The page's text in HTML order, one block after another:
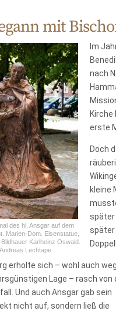
mit
des hl. Ansgar auf dem
Marien-Dom. Eisenstatue,
Karlheinz Oswald.
Lechtape
Im
nach
erste
Doch
kleine
später
später
erholte sich – wohl auch
Lage – rasch von
Und auch Ansgar gab sein
nicht auf, sondern ließ die